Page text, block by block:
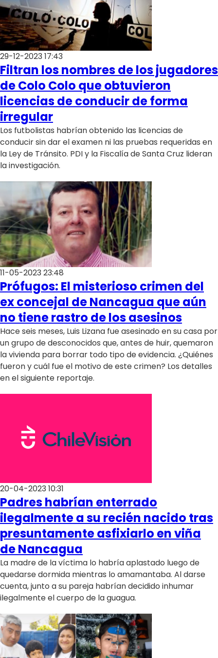
29-12-2023 17:43
Filtran los nombres de los jugadores
de Colo Colo que obtuvieron
licencias de conducir de forma
irregular
Los futbolistas habrían obtenido las licencias de
conducir sin dar el examen ni las pruebas requeridas en
la Ley de Tránsito. PDI y la Fiscalía de Santa Cruz lideran
la investigación.
11-05-2023 23:48
Prófugos: El misterioso crimen del
ex concejal de Nancagua que aún
no tiene rastro de los asesinos
Hace seis meses, Luis Lizana fue asesinado en su casa por
un grupo de desconocidos que, antes de huir, quemaron
la vivienda para borrar todo tipo de evidencia. ¿Quiénes
fueron y cuál fue el motivo de este crimen? Los detalles
en el siguiente reportaje.
20-04-2023 10:31
Padres habrían enterrado
ilegalmente a su recién nacido tras
presuntamente asfixiarlo en viña
de Nancagua
La madre de la víctima lo habría aplastado luego de
quedarse dormida mientras lo amamantaba. Al darse
cuenta, junto a su pareja habrían decidido inhumar
ilegalmente el cuerpo de la guagua.